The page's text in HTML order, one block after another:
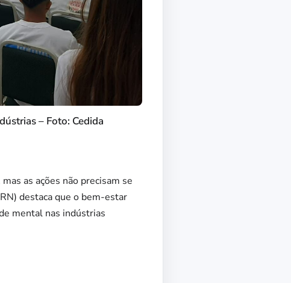
– Foto: Cedida
as ações não precisam se
destaca que o bem-estar
mental nas indústrias